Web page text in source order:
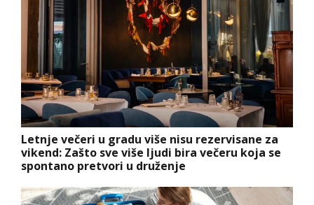
Letnje večeri u gradu više nisu rezervisane za
vikend: Zašto sve više ljudi bira večeru koja se
spontano pretvori u druženje